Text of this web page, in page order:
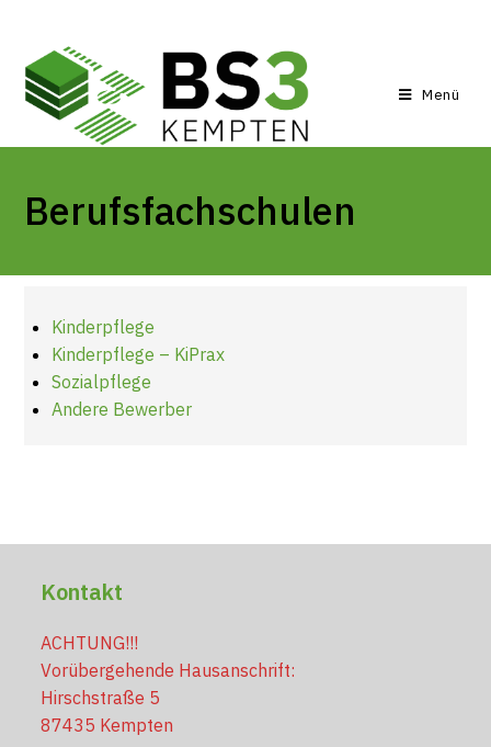
Menü
Berufsfachschulen
Kinderpflege
Kinderpflege – KiPrax
Sozialpflege
Andere Bewerber
Kontakt
ACHTUNG!!!
Vorübergehende Hausanschrift:
Hirschstraße 5
87435 Kempten